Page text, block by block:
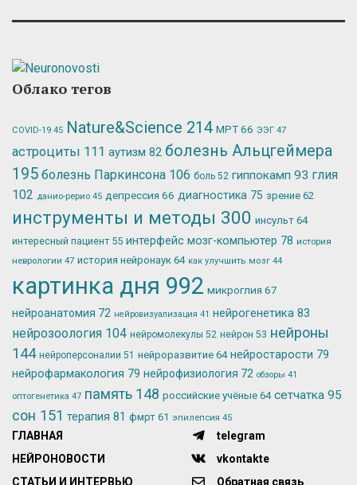
Облако тегов
COVID-19 45 Nature&Science 214 МРТ66 ЭЭГ 47
астроциты 111 аутизм 82 болезнь Альцгеймера
195 болезнь Паркинсона 106 боль 52 гиппокамп 93 глия
102 данио-рерио 45 депрессия 66 диагностика 75 зрение 62
инструменты и методы 300 инсульт 64
интересный пациент 55 интерфейс мозг-компьютер 78 история
неврологии 47 история нейронаук 64 как улучшить мозг 44
картинка дня 992 микроглия 67
нейроанатомия 72 нейровизуализация 41 нейрогенетика 83
нейрозоология 104 нейромолекулы 52 нейрон 53 нейроны
144 нейроперсоналии 51 нейроразвитие 64 нейростарости 79
нейрофармакология 79 нейрофизиология 72 обзоры 41
оптогенетика 47 память 148 российские учёные 64 сетчатка 95
сон 151 терапия 81 фмрт 61 эпилепсия 45
ГЛАВНАЯ
НЕЙРОНОВОСТИ
СТАТЬИ И ИНТЕРВЬЮ
telegram
vkontakte
Обратная связь